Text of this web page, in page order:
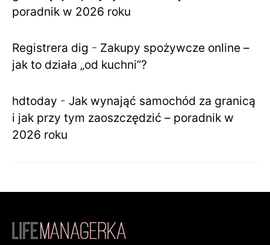
poradnik w 2026 roku
Registrera dig - Zakupy spożywcze online –
jak to działa „od kuchni”?
hdtoday - Jak wynająć samochód za granicą
i jak przy tym zaoszczędzić – poradnik w
2026 roku